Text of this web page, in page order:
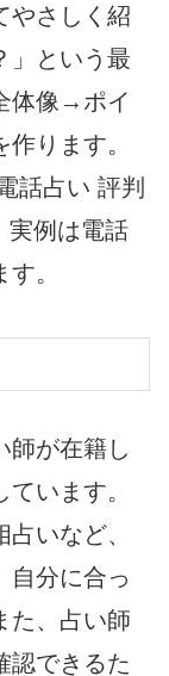
やさしく紹
」という最
体像→ポイ
ります。
話占い 評判
実例は電話
。
師が在籍し
います。
いなど、
自分に合っ
た、占い師
認できるた